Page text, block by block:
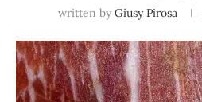
written by Giusy Pirosa